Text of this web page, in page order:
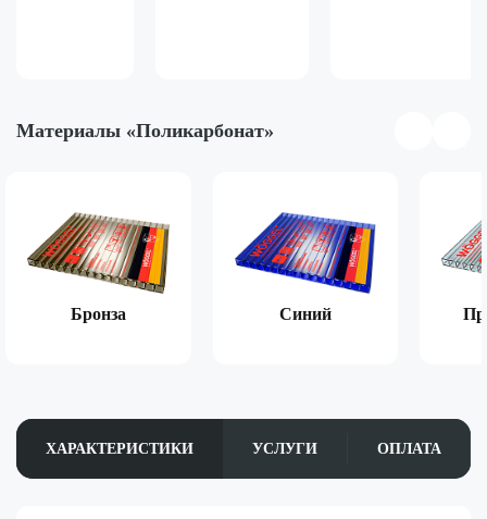
Материалы «Поликарбонат»
Бронза Синий
ХАРАКТЕРИСТИКИ УСЛУГИ ОПЛАТА